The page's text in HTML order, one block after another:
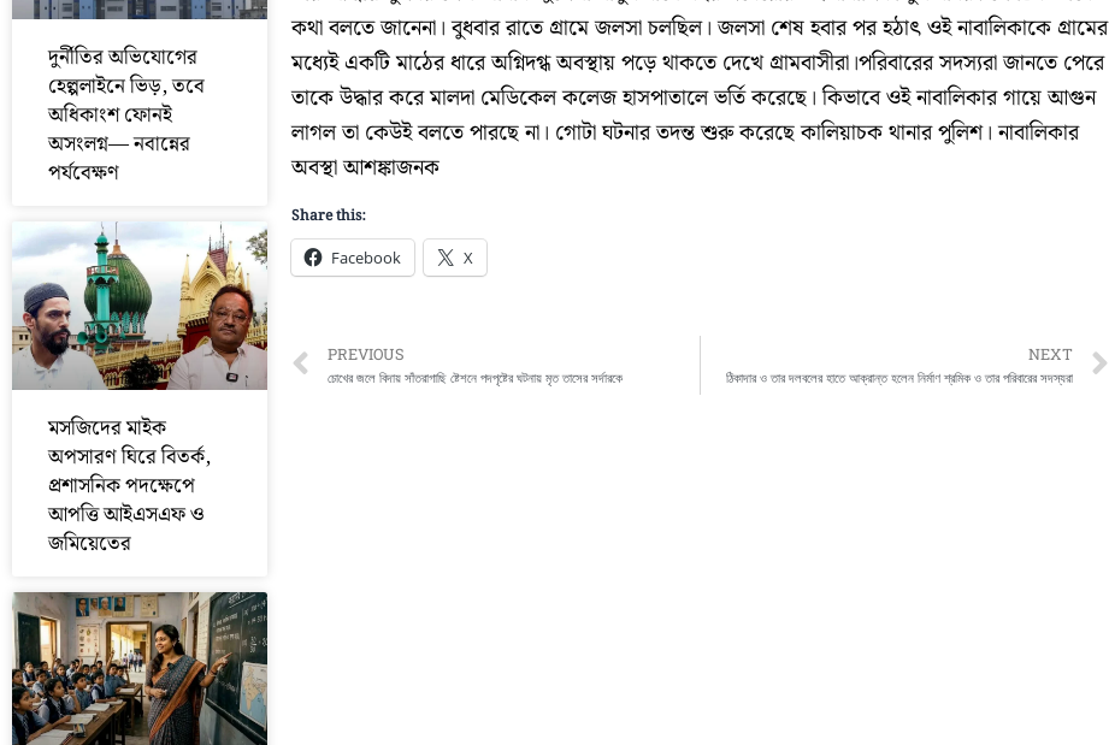
দুর্নীতির অভিযোগের
হেল্পলাইনে ভিড়, তবে
অধিকাংশ ফোনই
অসংলগ্ন— নবান্নের
পর্যবেক্ষণ
মসজিদের মাইক
অপসারণ ঘিরে বিতর্ক,
প্রশাসনিক পদক্ষেপে
আপত্তি আইএসএফ ও
জমিয়েতের
কথা বলতে জানেনা। বুধবার রাতে গ্রামে জলসা চলছিল। জলসা শেষ হবার পর হঠাৎ ওই নাবালিকাকে গ্রামের
মধ্যেই একটি মাঠের ধারে অগ্নিদগ্ধ অবস্থায় পড়ে থাকতে দেখে গ্রামবাসীরা।পরিবারের সদস্যরা জানতে পেরে
তাকে উদ্ধার করে মালদা মেডিকেল কলেজ হাসপাতালে ভর্তি করেছে। কিভাবে ওই নাবালিকার গায়ে আগুন
লাগল তা কেউই বলতে পারছে না। গোটা ঘটনার তদন্ত শুরু করেছে কালিয়াচক থানার পুলিশ। নাবালিকার
অবস্থা আশঙ্কাজনক
Share this:
Facebook X
Prev
PREVIOUS
চোখের জলে বিদায় সাঁতরাগাছি ষ্টেশনে পদপৃষ্টের ঘটনায় মৃত তাসের সর্দারকে
NEXT
ঠিকাদার ও তার দলবলের হাতে আক্রান্ত হলেন নির্মাণ শ্রমিক ও তার পরিবারের সদস্যরা